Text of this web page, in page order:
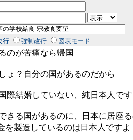
行 強制改行 図表モード